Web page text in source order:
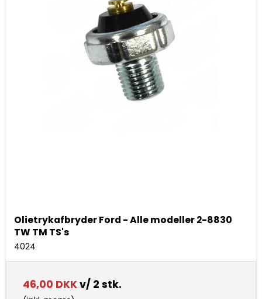
Olietrykafbryder Ford - Alle modeller 2-8830
TW TM TS's
4024
46,00 DKKv/ 2 stk.